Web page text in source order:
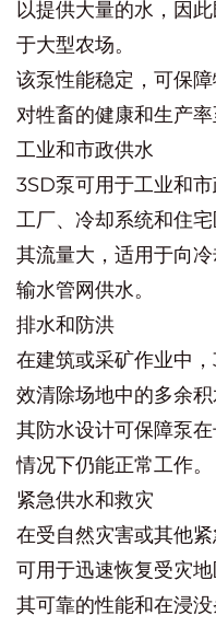
以提供大量的水，因
于大型农场。
该泵性能稳定，可保
对牲畜的健康和生产率
工业和市政供水
3SD泵可用于工业和
工厂、冷却系统和住宅
其流量大，适用于向
输水管网供水。
排水和防洪
在建筑或采矿作业中
效清除场地中的多余积
其防水设计可保障泵
情况下仍能正常工作。
紧急供水和救灾
在受自然灾害或其他
可用于迅速恢复受灾地
其可靠的性能和在浸